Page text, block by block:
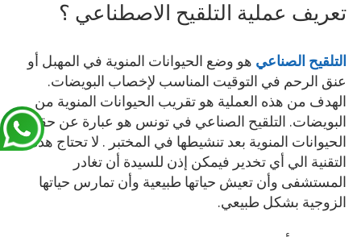
تعريف عملية التلقيح الاصطناعي ؟
التلقيح الصناعي هو وضع الحيوانات المنوية في المهبل أو
عنق الرحم في التوقيت المناسب لإخصاب البويضات.
الهدف من هذه العملية هو تقريب الحيوانات المنوية من
البويضات. التلقيح الصناعي في تونس هو عبارة عن حقن
الحيوانات المنوية بعد تنشيطها في المختبر . لا تحتاج هذه
التقنية الي أي تخدير فيمكن إذن للسيدة أن تغادر
المستشفى وأن تعيش حياتها طبيعية وأن تمارس حياتها
الزوجية بشكل طبيعي.